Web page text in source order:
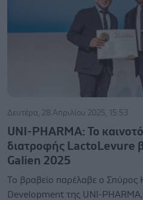
Δευτέρα, 28 Απριλίου 2025, 15:53
UNI-PHARMA: Το
διατροφής LactoLevure
Galien 2025
Το βραβείο παρέλαβε ο Σπύρος
Development της UNI-